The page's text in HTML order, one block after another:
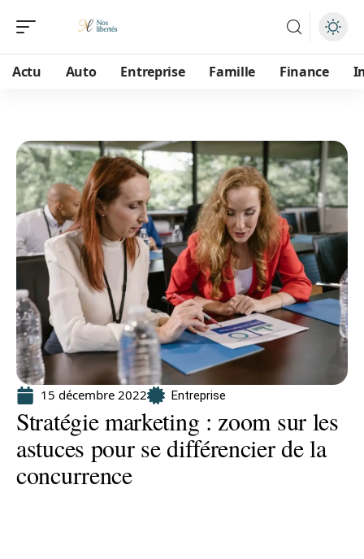
Actu Auto Entreprise Famille Finance
15 décembre 2022 Entreprise
Stratégie marketing : zoom sur les
astuces pour se différencier de la
concurrence